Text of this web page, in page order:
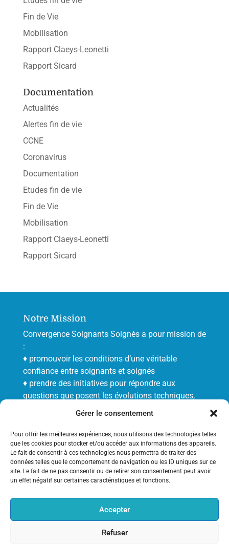
Gérer le consentement
Pour offrir les meilleures expériences, nous utilisons des technologies telles
que les cookies pour stocker et/ou accéder aux informations des appareils.
Le fait de consentir à ces technologies nous permettra de traiter des
données telles que le comportement de navigation ou les ID uniques sur ce
site. Le fait de ne pas consentir ou de retirer son consentement peut avoir
un effet négatif sur certaines caractéristiques et fonctions.
Accepter
Refuser
Fin de Vie
Mobilisation
Rapport Claeys-Leonetti
Rapport Sicard
Documentation
Actualités
Alertes fin de vie
CCNE
Coronavirus
Documentation
Etudes fin de vie
Fin de Vie
Mobilisation
Rapport Claeys-Leonetti
Rapport Sicard
Notre Mission
Convergence Soignants Soignés a pour mission de
:
♦ promouvoir les conditions d’une véritable
confiance entre soignants et soignés
♦ prendre des initiatives pour répondre aux
questions que posent les évolutions techniques,
économiques et éthiques de la médecine et de la
Derniers articles
(pas de titre)
Suicide assisté et euthanasie
Intervention du Professeur Olivier Jonquet.